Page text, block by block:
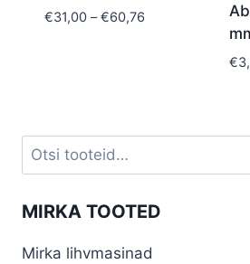
€31,00 – €60,76Price
€
Otsi:
MIRKA TOOTED
Mirka lihvmasinad